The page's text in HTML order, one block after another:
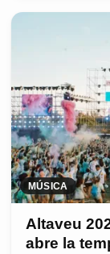
MÚSICA
Altaveu
abre la